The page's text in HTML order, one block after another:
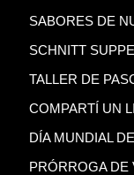
SABORES DE
SCHNITT
TALLER DE
COMPARTÍ UN
DÍA MUNDIAL
PRÓRROGA DE